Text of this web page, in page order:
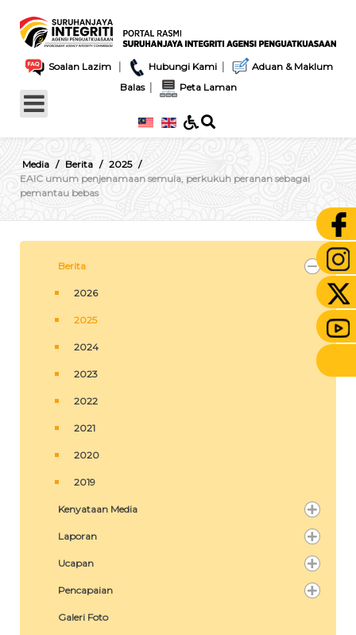
Soalan Lazim | Hubungi Kami |
Aduan & Maklum
Balas| Peta Laman
Media Berita
2025
EAIC umum penjenamaan semula, perkukuh peranan sebagai
pemantau bebas
Berita
2026
2025
2024
2023
2022
2021
2020
2019
Kenyataan Media
Laporan
Ucapan
Pencapaian
Galeri Foto